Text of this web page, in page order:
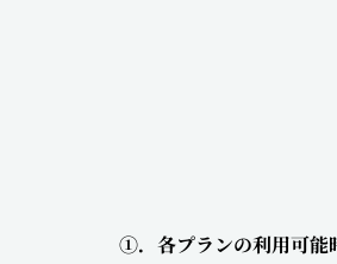
①．各プランの利用可能